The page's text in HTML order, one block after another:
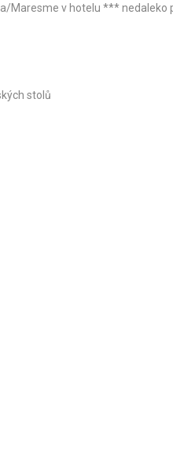
Maresme v hotelu ***
stolů